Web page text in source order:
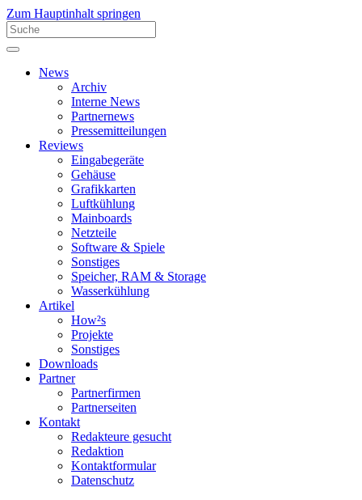
Zum Hauptinhalt springen
News
Archiv
Interne News
Partnernews
Pressemitteilungen
Reviews
Eingabegeräte
Gehäuse
Grafikkarten
Luftkühlung
Mainboards
Netzteile
Software & Spiele
Sonstiges
Speicher, RAM & Storage
Wasserkühlung
Artikel
How²s
Projekte
Sonstiges
Downloads
Partner
Partnerfirmen
Partnerseiten
Kontakt
Redakteure gesucht
Redaktion
Kontaktformular
Datenschutz